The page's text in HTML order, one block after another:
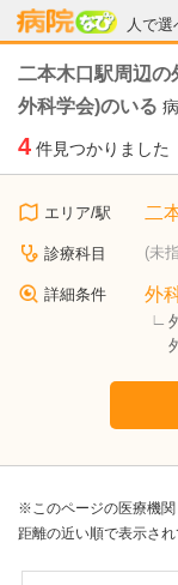
人で
病院な
二本木口駅周辺の
外科学会)のいる
4 件見つかりました
エリア/駅 二
診療科目 (未
詳細条件 外
※このページの医療機関
距離の近い順で表示さ